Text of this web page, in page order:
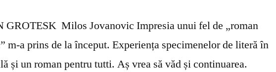
GROTESK Milos Jovanovic Impresia unui fel de „roman
m-a prins de la început. Experiența specimenelor de literă în
și un roman pentru tutti. Aș vrea să văd și continuarea.